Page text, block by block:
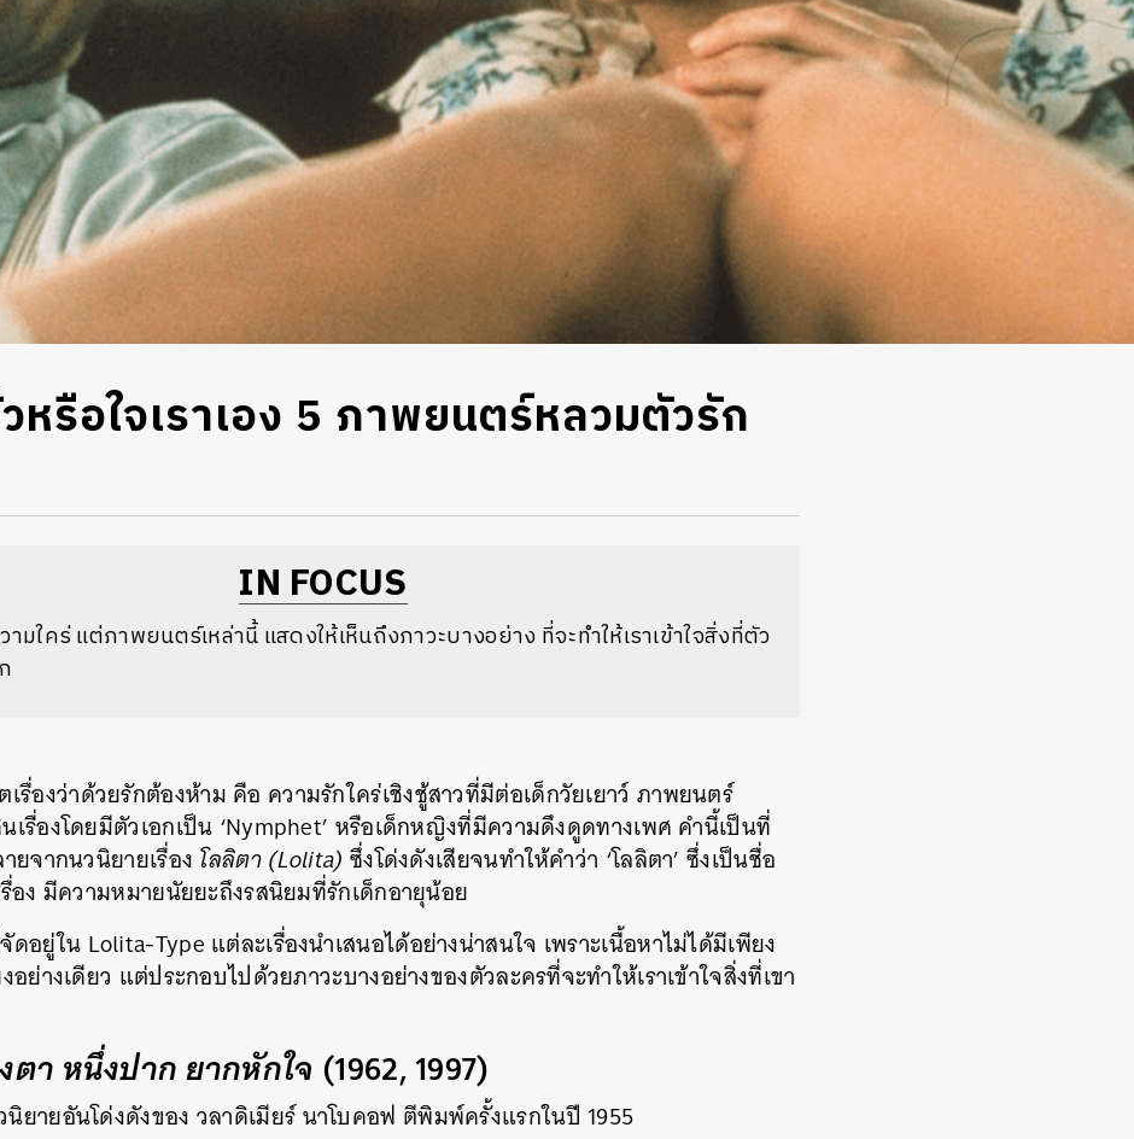
หรือใจเราเอง 5 ภาพยนตร์หลวมตัวรัก
IN FOCUS
ามใคร่ แต่ภาพยนตร์เหล่านี้ แสดงให้เห็นถึงภาวะบางอย่าง ที่จะทำให้เราเข้าใจสิ่งที่ตัว
รื่องว่าด้วยรักต้องห้าม คือ ความรักใคร่เชิงชู้สาวที่มีต่อเด็กวัยเยาว์ ภาพยนตร์
เรื่องโดยมีตัวเอกเป็น ‘Nymphet’ หรือเด็กหญิงที่มีความดึงดูดทางเพศ คำนี้เป็นที่
ยจากนวนิยายเรื่อง โลลิตา (Lolita) ซึ่งโด่งดังเสียจนทำให้คำว่า ‘โลลิตา’ ซึ่งเป็นชื่อ
อง มีความหมายนัยยะถึงรสนิยมที่รักเด็กอายุน้อย
อยู่ใน Lolita-Type แต่ละเรื่องนำเสนอได้อย่างน่าสนใจ เพราะเนื้อหาไม่ได้มีเพียง
อย่างเดียว แต่ประกอบไปด้วยภาวะบางอย่างของตัวละครที่จะทำให้เราเข้าใจสิ่งที่เขา
ตา หนึ่งปาก ยากหักใจ (1962, 1997)
ยายอันโด่งดังของ วลาดิเมียร์ นาโบคอฟ ตีพิมพ์ครั้งแรกในปี 1955